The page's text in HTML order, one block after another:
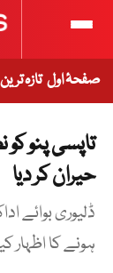
صفحۂ اول تازہ ترین
تاپسی پنو کو
حیران کر دیا
ڈلیوری بوائے
ہونے کا اظہار